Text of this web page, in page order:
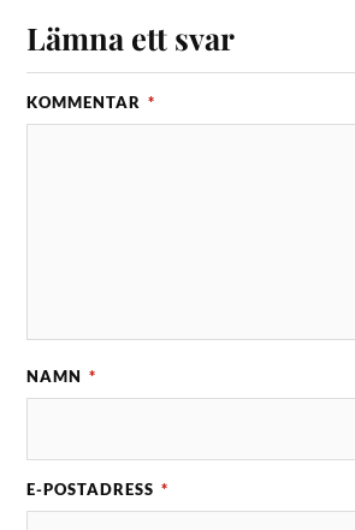
Lämna ett svar
KOMMENTAR *
NAMN *
E-POSTADRESS *